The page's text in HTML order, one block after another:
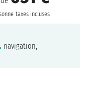
taxes incluses
navigation,